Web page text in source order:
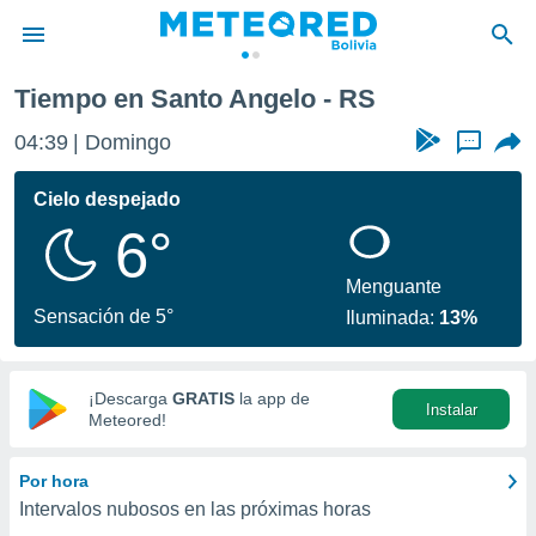
de
ha
calidad.
a este
las
y
digital
basada
Tiempo en Santo Angelo - RS
04:39 Domingo ...
Cielo despejado
6°
Sensación de 5°
Menguante
Iluminada: 13%
¡Descarga GRATIS la app de
Meteored!
Instalar
Por hora
Intervalos nubosos en las próximas horas